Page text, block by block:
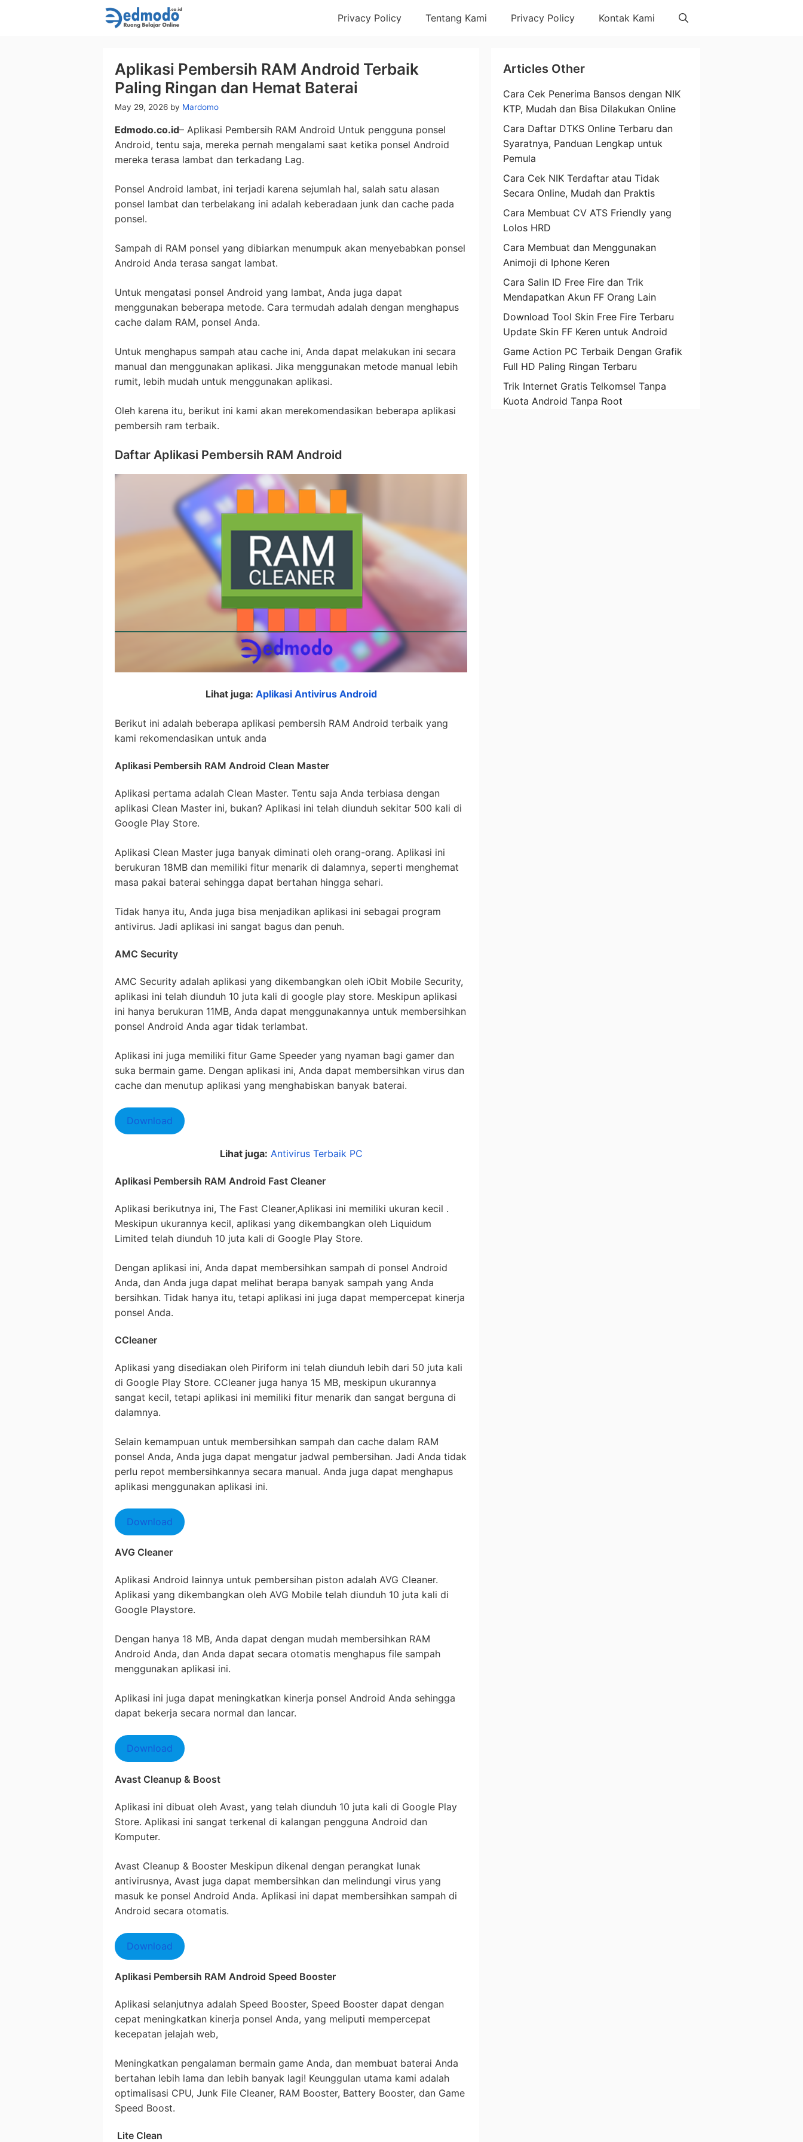
Privacy Policy Tentang Kami Privacy Policy Kontak Kami
Aplikasi Pembersih RAM Android Terbaik
Paling Ringan dan Hemat Baterai
May 29, 2026 by Mardomo
Edmodo.co.id– Aplikasi Pembersih RAM Android Untuk pengguna ponsel
Android, tentu saja, mereka pernah mengalami saat ketika ponsel Android
mereka terasa lambat dan terkadang Lag.
Ponsel Android lambat, ini terjadi karena sejumlah hal, salah satu alasan
ponsel lambat dan terbelakang ini adalah keberadaan junk dan cache pada
ponsel.
Sampah di RAM ponsel yang dibiarkan menumpuk akan menyebabkan ponsel
Android Anda terasa sangat lambat.
Untuk mengatasi ponsel Android yang lambat, Anda juga dapat
menggunakan beberapa metode. Cara termudah adalah dengan menghapus
cache dalam RAM, ponsel Anda.
Untuk menghapus sampah atau cache ini, Anda dapat melakukan ini secara
manual dan menggunakan aplikasi. Jika menggunakan metode manual lebih
rumit, lebih mudah untuk menggunakan aplikasi.
Oleh karena itu, berikut ini kami akan merekomendasikan beberapa aplikasi
pembersih ram terbaik.
Daftar Aplikasi Pembersih RAM Android
Lihat juga: Aplikasi Antivirus Android
Berikut ini adalah beberapa aplikasi pembersih RAM Android terbaik yang
kami rekomendasikan untuk anda
Aplikasi Pembersih RAM Android Clean Master
Aplikasi pertama adalah Clean Master. Tentu saja Anda terbiasa dengan
aplikasi Clean Master ini, bukan? Aplikasi ini telah diunduh sekitar 500 kali di
Google Play Store.
Aplikasi Clean Master juga banyak diminati oleh orang-orang. Aplikasi ini
berukuran 18MB dan memiliki fitur menarik di dalamnya, seperti menghemat
masa pakai baterai sehingga dapat bertahan hingga sehari.
Tidak hanya itu, Anda juga bisa menjadikan aplikasi ini sebagai program
antivirus. Jadi aplikasi ini sangat bagus dan penuh.
AMC Security
AMC Security adalah aplikasi yang dikembangkan oleh iObit Mobile Security,
aplikasi ini telah diunduh 10 juta kali di google play store. Meskipun aplikasi
ini hanya berukuran 11MB, Anda dapat menggunakannya untuk membersihkan
ponsel Android Anda agar tidak terlambat.
Aplikasi ini juga memiliki fitur Game Speeder yang nyaman bagi gamer dan
suka bermain game. Dengan aplikasi ini, Anda dapat membersihkan virus dan
cache dan menutup aplikasi yang menghabiskan banyak baterai.
Download
Lihat juga: Antivirus Terbaik PC
Aplikasi Pembersih RAM Android Fast Cleaner
Aplikasi berikutnya ini, The Fast Cleaner,Aplikasi ini memiliki ukuran kecil .
Meskipun ukurannya kecil, aplikasi yang dikembangkan oleh Liquidum
Limited telah diunduh 10 juta kali di Google Play Store.
Dengan aplikasi ini, Anda dapat membersihkan sampah di ponsel Android
Anda, dan Anda juga dapat melihat berapa banyak sampah yang Anda
bersihkan. Tidak hanya itu, tetapi aplikasi ini juga dapat mempercepat kinerja
ponsel Anda.
CCleaner
Aplikasi yang disediakan oleh Piriform ini telah diunduh lebih dari 50 juta kali
di Google Play Store. CCleaner juga hanya 15 MB, meskipun ukurannya
sangat kecil, tetapi aplikasi ini memiliki fitur menarik dan sangat berguna di
dalamnya.
Selain kemampuan untuk membersihkan sampah dan cache dalam RAM
ponsel Anda, Anda juga dapat mengatur jadwal pembersihan. Jadi Anda tidak
perlu repot membersihkannya secara manual. Anda juga dapat menghapus
aplikasi menggunakan aplikasi ini.
Download
AVG Cleaner
Aplikasi Android lainnya untuk pembersihan piston adalah AVG Cleaner.
Aplikasi yang dikembangkan oleh AVG Mobile telah diunduh 10 juta kali di
Google Playstore.
Dengan hanya 18 MB, Anda dapat dengan mudah membersihkan RAM
Android Anda, dan Anda dapat secara otomatis menghapus file sampah
menggunakan aplikasi ini.
Aplikasi ini juga dapat meningkatkan kinerja ponsel Android Anda sehingga
dapat bekerja secara normal dan lancar.
Download
Avast Cleanup & Boost
Aplikasi ini dibuat oleh Avast, yang telah diunduh 10 juta kali di Google Play
Store. Aplikasi ini sangat terkenal di kalangan pengguna Android dan
Komputer.
Avast Cleanup & Booster Meskipun dikenal dengan perangkat lunak
antivirusnya, Avast juga dapat membersihkan dan melindungi virus yang
masuk ke ponsel Android Anda. Aplikasi ini dapat membersihkan sampah di
Android secara otomatis.
Download
Aplikasi Pembersih RAM Android Speed Booster
Aplikasi selanjutnya adalah Speed Booster, Speed Booster dapat dengan
cepat meningkatkan kinerja ponsel Anda, yang meliputi mempercepat
kecepatan jelajah web,
Meningkatkan pengalaman bermain game Anda, dan membuat baterai Anda
bertahan lebih lama dan lebih banyak lagi! Keunggulan utama kami adalah
optimalisasi CPU, Junk File Cleaner, RAM Booster, Battery Booster, dan Game
Speed Boost.
Lite Clean
Articles Other
Cara Cek Penerima Bansos dengan NIK
KTP, Mudah dan Bisa Dilakukan Online
Cara Daftar DTKS Online Terbaru dan
Syaratnya, Panduan Lengkap untuk
Pemula
Cara Cek NIK Terdaftar atau Tidak
Secara Online, Mudah dan Praktis
Cara Membuat CV ATS Friendly yang
Lolos HRD
Cara Membuat dan Menggunakan
Animoji di Iphone Keren
Cara Salin ID Free Fire dan Trik
Mendapatkan Akun FF Orang Lain
Download Tool Skin Free Fire Terbaru
Update Skin FF Keren untuk Android
Game Action PC Terbaik Dengan Grafik
Full HD Paling Ringan Terbaru
Trik Internet Gratis Telkomsel Tanpa
Kuota Android Tanpa Root